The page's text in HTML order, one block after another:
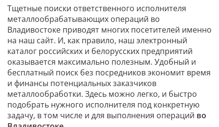
Тщетные поиски ответственного исполнителя
металлообрабатывающих операций во
Владивостоке приводят многих посетителей именно
на наш сайт. И, как правило, наш электронный
каталог российских и белорусских предприятий
оказывается максимально полезным. Удобный и
бесплатный поиск без посредников экономит время
и финансы потенциальных заказчиков
металлообработки. Здесь можно легко, и быстро
подобрать нужного исполнителя под конкретную
задачу, в том числе и для выполнения операций во